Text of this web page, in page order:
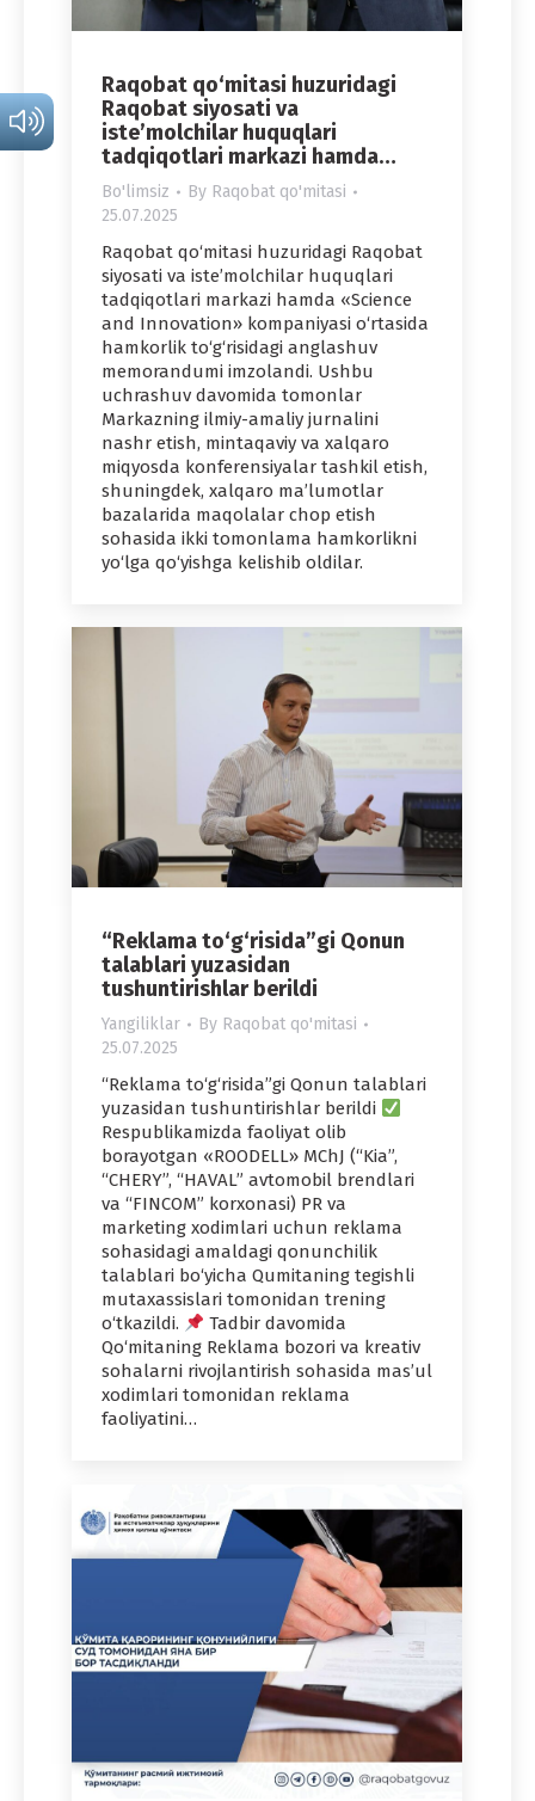
Raqobat qo‘mitasi huzuridagi
Raqobat siyosati va
iste’molchilar huquqlari
tadqiqotlari markazi hamda…
Bo'limsiz By Raqobat qo'mitasi
25.07.2025
Raqobat qo‘mitasi huzuridagi Raqobat
siyosati va iste’molchilar huquqlari
tadqiqotlari markazi hamda «Science
and Innovation» kompaniyasi o‘rtasida
hamkorlik to‘g‘risidagi anglashuv
memorandumi imzolandi. Ushbu
uchrashuv davomida tomonlar
Markazning ilmiy-amaliy jurnalini
nashr etish, mintaqaviy va xalqaro
miqyosda konferensiyalar tashkil etish,
shuningdek, xalqaro ma’lumotlar
bazalarida maqolalar chop etish
sohasida ikki tomonlama hamkorlikni
yo‘lga qo‘yishga kelishib oldilar.
“Reklama to‘g‘risida”gi Qonun
talablari yuzasidan
tushuntirishlar berildi
Yangiliklar By Raqobat qo'mitasi
25.07.2025
“Reklama to‘g‘risida”gi Qonun talablari
yuzasidan tushuntirishlar berildi
Respublikamizda faoliyat olib
borayotgan «ROODELL» MChJ (“Kia”,
“CHERY”, “HAVAL” avtomobil brendlari
va “FINCOM” korxonasi) PR va
marketing xodimlari uchun reklama
sohasidagi amaldagi qonunchilik
talablari bo‘yicha Qumitaning tegishli
mutaxassislari tomonidan trening
o‘tkazildi.
Tadbir davomida
Qo‘mitaning Reklama bozori va kreativ
sohalarni rivojlantirish sohasida mas’ul
xodimlari tomonidan reklama
faoliyatini…